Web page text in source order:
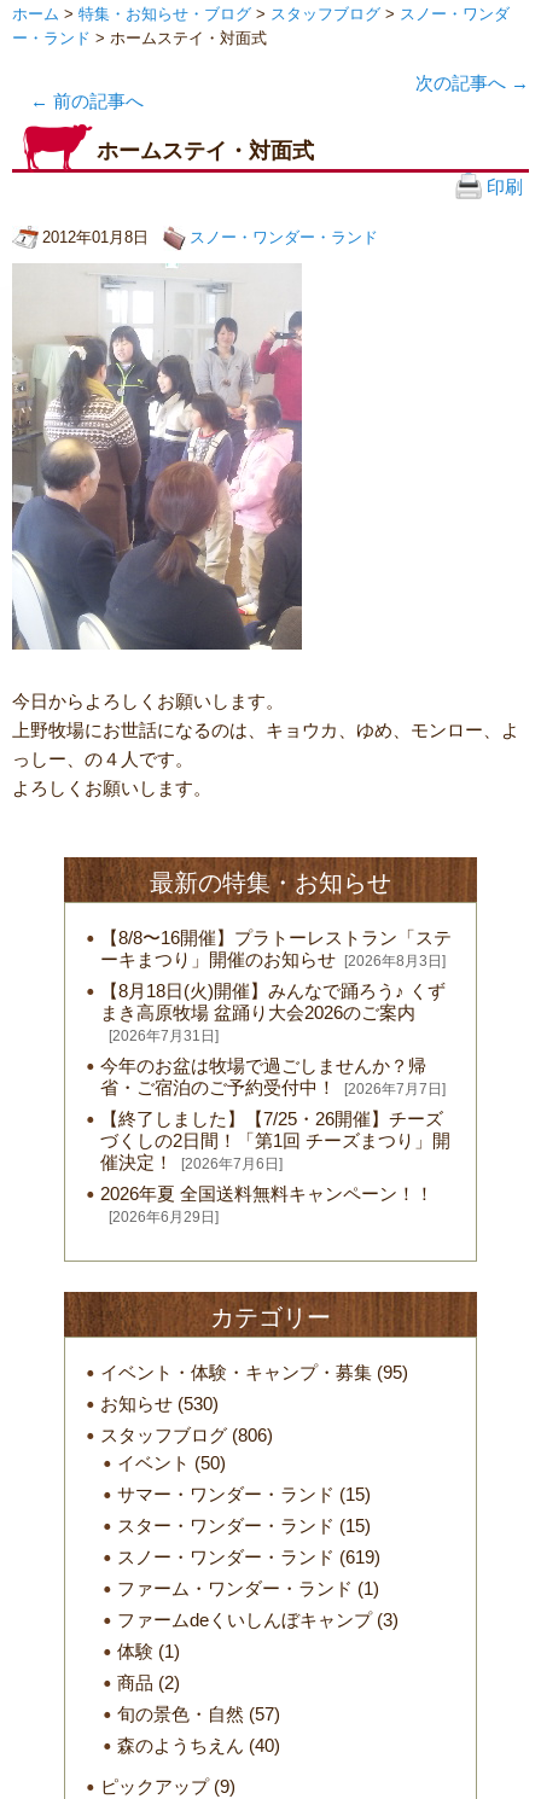
ホーム > 特集・お知らせ・ブログ > スタッフブログ > スノー・ワンダ
ー・ランド > ホームステイ・対面式
← 前の記事へ
次の記事へ →
ホームステイ・対面式
印刷
2012年01月8日 スノー・ワンダー・ランド
今日からよろしくお願いします。
上野牧場にお世話になるのは、キョウカ、ゆめ、モンロー、よ
っしー、の４人です。
よろしくお願いします。
最新の特集・お知らせ
【8/8〜16開催】プラトーレストラン「ステ
ーキまつり」開催のお知らせ
[2026年8月3日]
【8月18日(火)開催】みんなで踊ろう♪ くず
まき高原牧場 盆踊り大会2026のご案内
[2026年7月31日]
今年のお盆は牧場で過ごしませんか？帰
省・ご宿泊のご予約受付中！
[2026年7月7日]
【終了しました】【7/25・26開催】チーズ
づくしの2日間！「第1回 チーズまつり」開
催決定！
[2026年7月6日]
2026年夏 全国送料無料キャンペーン！！
[2026年6月29日]
カテゴリー
イベント・体験・キャンプ・募集(95)
お知らせ(530)
スタッフブログ(806)
イベント (50)
サマー・ワンダー・ランド (15)
スター・ワンダー・ランド (15)
スノー・ワンダー・ランド (619)
ファーム・ワンダー・ランド (1)
ファームdeくいしんぼキャンプ(3)
体験 (1)
商品 (2)
旬の景色・自然 (57)
森のようちえん (40)
ピックアップ(9)